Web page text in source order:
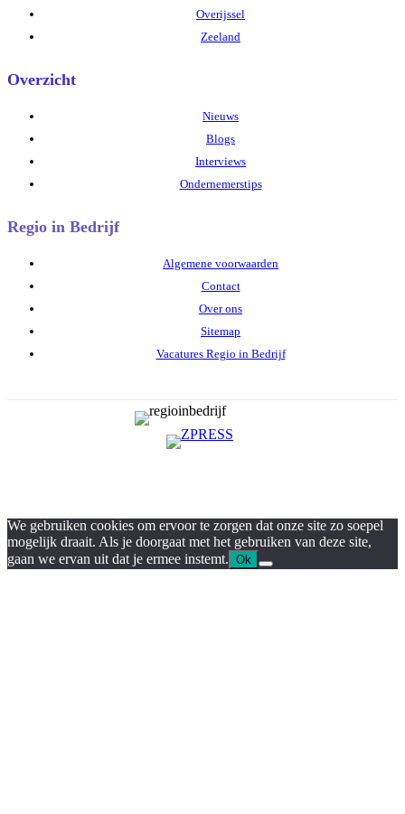
Overijssel
Zeeland
Overzicht
Nieuws
Blogs
Interviews
Ondernemerstips
Regio in Bedrijf
Algemene voorwaarden
Contact
Over ons
Sitemap
Vacatures Regio in Bedrijf
We gebruiken cookies om ervoor te zorgen dat onze site zo soepel
mogelijk draait. Als je doorgaat met het gebruiken van deze site,
gaan we ervan uit dat je ermee instemt. Ok